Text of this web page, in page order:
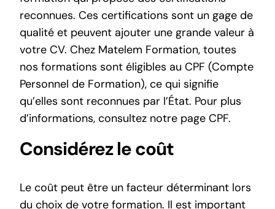
reconnues. Ces certifications sont un gage de
qualité et peuvent ajouter une grande valeur à
votre CV. Chez Matelem Formation, toutes
nos formations sont éligibles au CPF (Compte
Personnel de Formation), ce qui signifie
qu’elles sont reconnues par l’État. Pour plus
d’informations, consultez notre page CPF.
Considérez le coût
Le coût peut être un facteur déterminant lors
du choix de votre formation. Il est important